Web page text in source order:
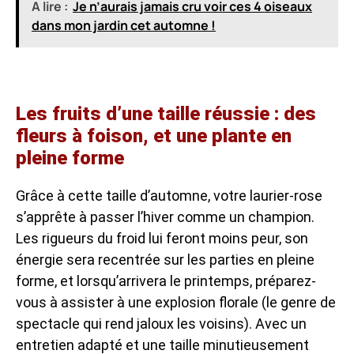
A lire : Je n’aurais jamais cru voir ces 4 oiseaux
dans mon jardin cet automne !
Les fruits d’une taille réussie : des
fleurs à foison, et une plante en
pleine forme
Grâce à cette taille d’automne, votre laurier-rose
s’apprête à passer l’hiver comme un champion.
Les rigueurs du froid lui feront moins peur, son
énergie sera recentrée sur les parties en pleine
forme, et lorsqu’arrivera le printemps, préparez-
vous à assister à une explosion florale (le genre de
spectacle qui rend jaloux les voisins). Avec un
entretien adapté et une taille minutieusement